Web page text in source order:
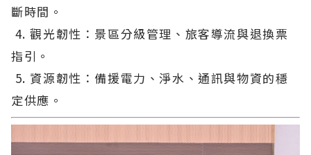
斷時間。
4. 觀光韌性：景區分級管理、旅客導流與退換票
指引。
5. 資源韌性：備援電力、淨水、通訊與物資的穩
定供應。